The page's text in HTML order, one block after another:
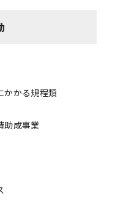
かかる規程類
助成事業